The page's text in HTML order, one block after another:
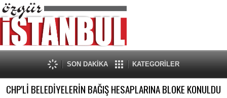
SON DAKİKA KATEGORİLER
CHP'Lİ BELEDİYELERİN BAĞIŞ HESAPLARINA BLOKE KONULDU